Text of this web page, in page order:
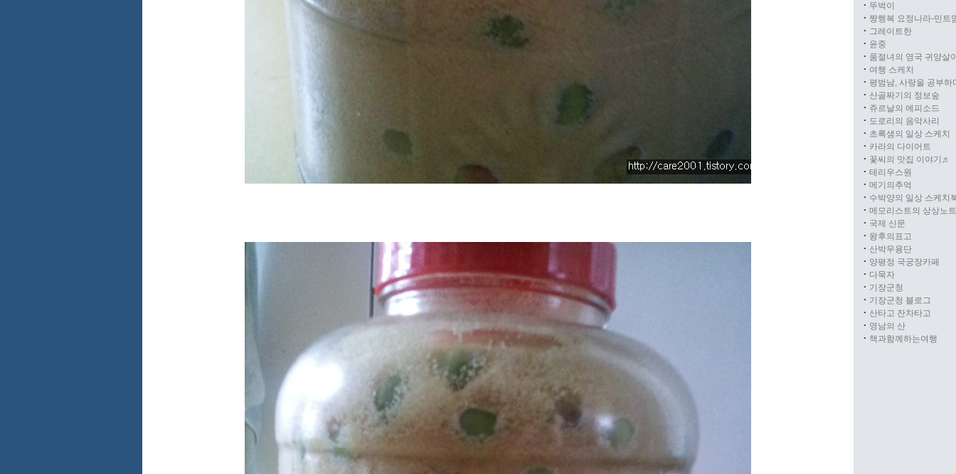
뚜벅이
짱행복 요정나라-민트
그레이트한
윤중
품절녀의 영국 귀양살
여행 스케치
평범남, 사랑을 공부하
산골짜기의 정보숲
쥬르날의 에피소드
도로리의 음악사리
초록샘의 일상 스케치
카라의 다이어트
꽃씨의 맛집 이야기♬
테리우스원
메기의추억
수박양의 일상 스케치
메모리스트의 상상노트
국제 신문
왕후의표고
산박무용단
양평정 국궁장카페
다묵자
기장군청
기장군청 블로그
산타고 잔차타고
영남의 산
책과함께하는여행